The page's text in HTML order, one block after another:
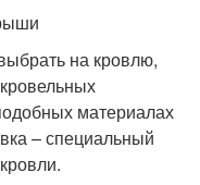
на кровлю,
материалах
– специальный